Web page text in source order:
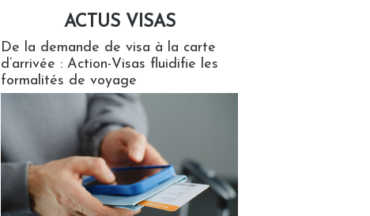
ACTUS VISAS
De la demande de visa à la carte
d’arrivée : Action-Visas fluidifie les
formalités de voyage